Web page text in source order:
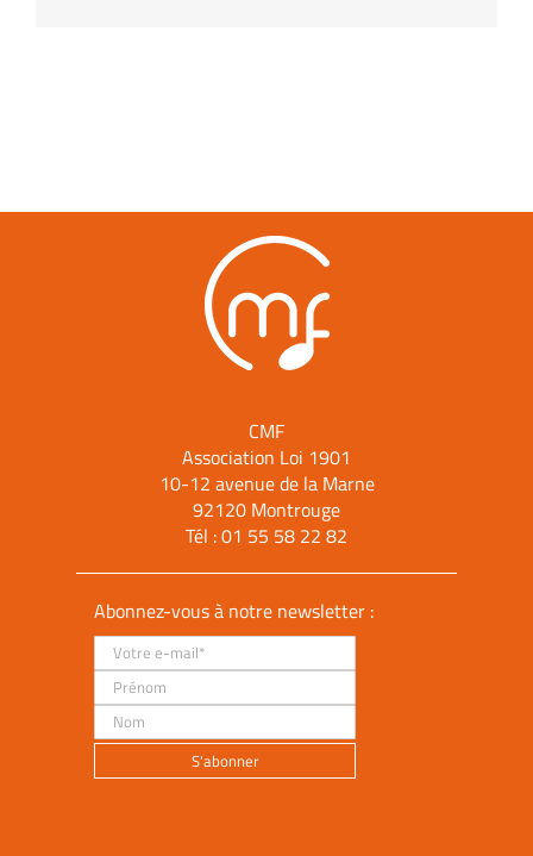
CMF
Association Loi 1901
10-12 avenue de la Marne
92120 Montrouge
Tél :01 55 58 22 82
Abonnez-vous à notre newsletter :